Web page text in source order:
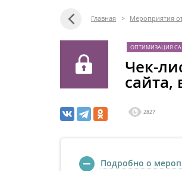
Главная > Мероприятия
ОПТИМИЗАЦИЯ
Чек-
2827
Подробно о